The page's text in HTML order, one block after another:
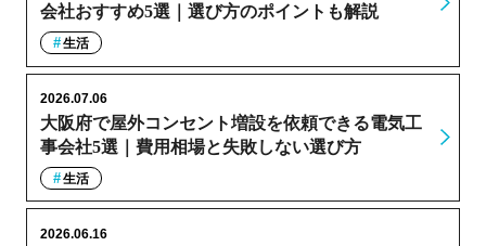
会社おすすめ5選｜選び方のポイントも解説
生活
大阪府で屋外コンセント増設を依頼できる電気工
事会社5選｜費用相場と失敗しない選び方
2026.07.06
生活
2026.06.16